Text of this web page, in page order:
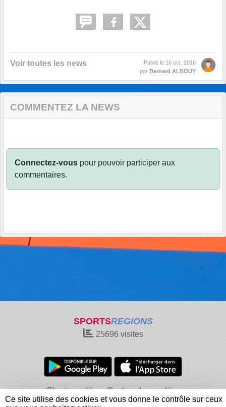
Voir toutes les news Publié le 16 oct. 2016
par Bernard ALBOUY
COMMENTEZ LA NEWS
Connectez-vous pour pouvoir participer aux
commentaires.
SPORTSREGIONS
25696visites
Charte cookies
Gestion des cookies
Informations légales
Signaler un contenu inapproprié
Ce site utilise des cookies et vous donne le contrôle sur ceux